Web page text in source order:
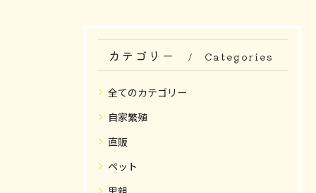
カテゴリー Categories
全てのカテゴリー
自家繁殖
直販
ペット